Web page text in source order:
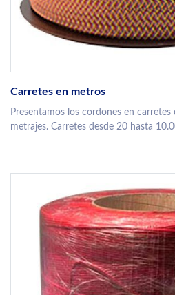
Carretes en metros
Presentamos los cordones en
metrajes. Carretes desde 20 hasta